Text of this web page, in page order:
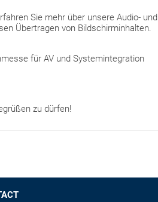
Sie mehr über unsere Audio- und
Übertragen von Bildschirminhalten.
für AV und Systemintegration
zu dürfen!